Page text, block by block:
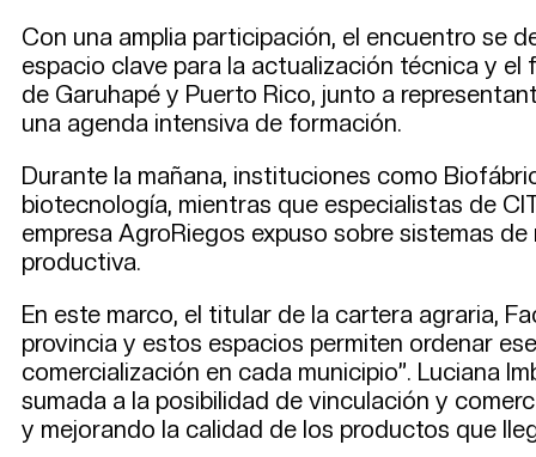
Con una amplia participación, el encuentro se
espacio clave para la actualización técnica y
de Garuhapé y Puerto Rico, junto a
una agenda intensiva de formación.
Durante la mañana, instituciones como
biotecnología, mientras que especialistas de
empresa AgroRiegos expuso sobre sistemas
productiva.
En este marco, el titular de la cartera agraria,
provincia y estos espacios permiten ordenar
comercialización en cada municipio”. Luciana
sumada a la posibilidad de vinculación y
y mejorando la calidad de los productos que